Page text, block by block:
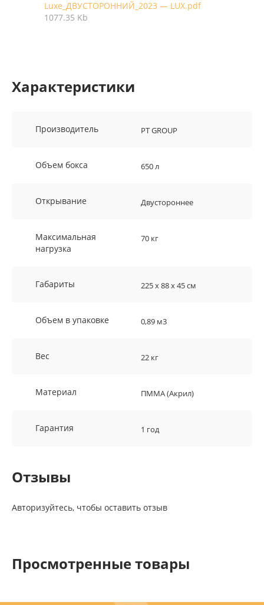
Luxe_ДВУСТОРОННИЙ_2023 — LUX.pdf
1077.35 Kb
Характеристики
Производитель PT GROUP
Объем бокса 650 л
Открывание Двустороннее
Максимальная
нагрузка
70 кг
Габариты 225 x 88 x 45 см
Объем в упаковке 0,89 м3
Вес 22 кг
Материал ПММА (Акрил)
Гарантия 1 год
Отзывы
Авторизуйтесь, чтобы оставить отзыв
Просмотренные товары